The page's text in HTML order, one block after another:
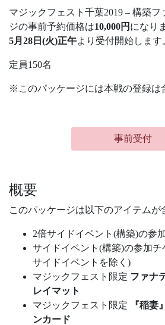
マジックフェスト千葉2019 – 構築
ジの事前予約価格は10,000円 になり
5月28日(火)正午より受付開始します
定員150名
※このパッケージには本戦の登録は
事前受付
概要
このパッケージは以下のアイテムが
2倍サイドイベント(構築)の参
サイドイベント(構築)の参加
サイドイベントを除く)
マジックフェスト限定 ファナ
レイマット
マジックフェスト限定
『稲妻
ンカード